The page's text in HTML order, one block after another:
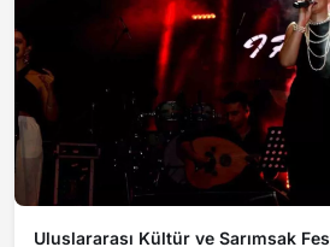
Uluslararası Kültür ve Sarımsak